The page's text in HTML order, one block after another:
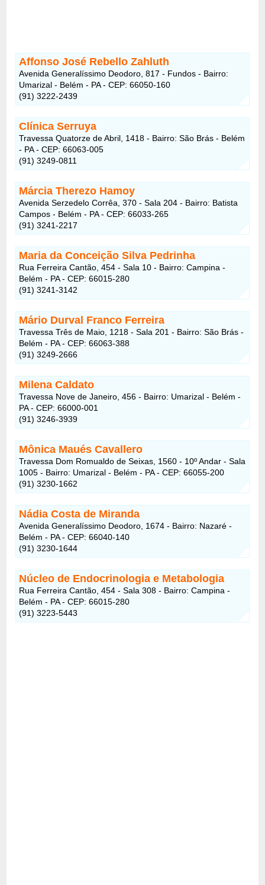
Affonso José Rebello Zahluth
Avenida Generalíssimo Deodoro, 817 - Fundos - Bairro:
Umarizal - Belém - PA - CEP: 66050-160
(91) 3222-2439
Clínica Serruya
Travessa Quatorze de Abril, 1418 - Bairro: São Brás - Belém
- PA - CEP: 66063-005
(91) 3249-0811
Márcia Therezo Hamoy
Avenida Serzedelo Corrêa, 370 - Sala 204 - Bairro: Batista
Campos - Belém - PA - CEP: 66033-265
(91) 3241-2217
Maria da Conceição Silva Pedrinha
Rua Ferreira Cantão, 454 - Sala 10 - Bairro: Campina -
Belém - PA - CEP: 66015-280
(91) 3241-3142
Mário Durval Franco Ferreira
Travessa Três de Maio, 1218 - Sala 201 - Bairro: São Brás -
Belém - PA - CEP: 66063-388
(91) 3249-2666
Milena Caldato
Travessa Nove de Janeiro, 456 - Bairro: Umarizal - Belém -
PA - CEP: 66000-001
(91) 3246-3939
Mônica Maués Cavallero
Travessa Dom Romualdo de Seixas, 1560 - 10º Andar - Sala
1005 - Bairro: Umarizal - Belém - PA - CEP: 66055-200
(91) 3230-1662
Nádia Costa de Miranda
Avenida Generalíssimo Deodoro, 1674 - Bairro: Nazaré -
Belém - PA - CEP: 66040-140
(91) 3230-1644
Núcleo de Endocrinologia e Metabologia
Rua Ferreira Cantão, 454 - Sala 308 - Bairro: Campina -
Belém - PA - CEP: 66015-280
(91) 3223-5443